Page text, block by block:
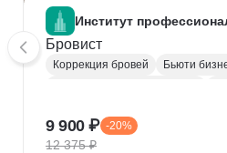
Бровист
Коррекция бровей
Бьюти
9 900 ₽ -20%
12 375 ₽